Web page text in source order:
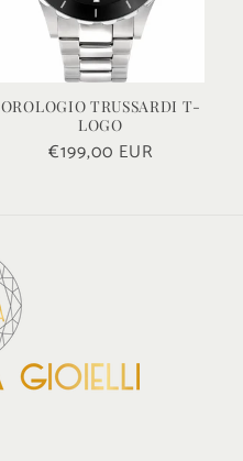
OROLOGIO TRUSSARDI T-
LOGO
Prezzo
€199,00 EUR